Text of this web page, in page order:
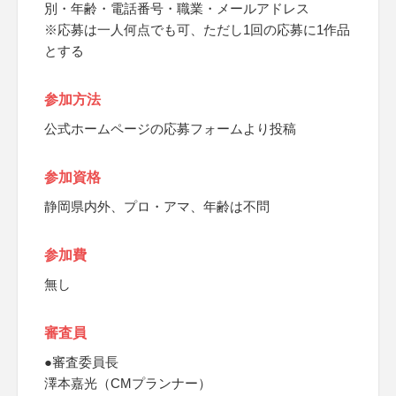
別・年齢・電話番号・職業・メールアドレス
※応募は一人何点でも可、ただし1回の応募に1作品
とする
参加方法
公式ホームページの応募フォームより投稿
参加資格
静岡県内外、プロ・アマ、年齢は不問
参加費
無し
審査員
●審査委員長
澤本嘉光（CMプランナー）